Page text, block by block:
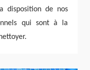
disposition de nos
qui sont à la